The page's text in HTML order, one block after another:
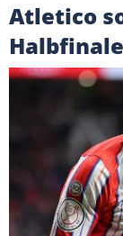
Atletico
Halbfinale